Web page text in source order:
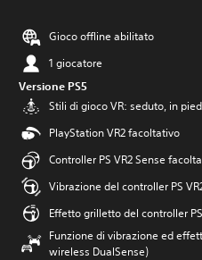
Gioco offline abilitato
1 giocatore
Versione PS5
Stili di gioco VR: seduto, in
PlayStation VR2 facoltativo
Controller PS VR2 Sense
Vibrazione del controller PS
Effetto grilletto del controller
Funzione di vibrazione ed
wireless DualSense)